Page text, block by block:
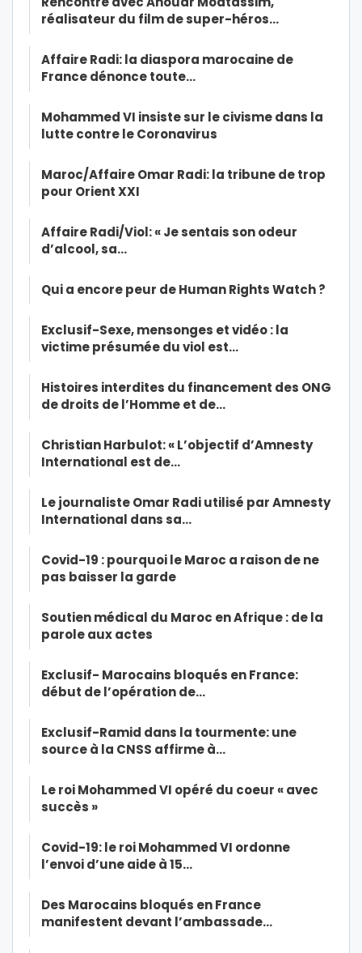
réalisateur du film de super-héros…
Affaire Radi: la diaspora marocaine de
France dénonce toute…
Mohammed VI insiste sur le civisme dans la
lutte contre le Coronavirus
Maroc/Affaire Omar Radi: la tribune de trop
pour Orient XXI
Affaire Radi/Viol: « Je sentais son odeur
d’alcool, sa…
Qui a encore peur de Human Rights Watch ?
Exclusif-Sexe, mensonges et vidéo : la
victime présumée du viol est…
Histoires interdites du financement des ONG
de droits de l’Homme et de…
Christian Harbulot: « L’objectif d’Amnesty
International est de…
Le journaliste Omar Radi utilisé par Amnesty
International dans sa…
Covid-19 : pourquoi le Maroc a raison de ne
pas baisser la garde
Soutien médical du Maroc en Afrique : de la
parole aux actes
Exclusif- Marocains bloqués en France:
début de l’opération de…
Exclusif-Ramid dans la tourmente: une
source à la CNSS affirme à…
Le roi Mohammed VI opéré du coeur « avec
succès »
Covid-19: le roi Mohammed VI ordonne
l’envoi d’une aide à 15…
Des Marocains bloqués en France
manifestent devant l’ambassade…